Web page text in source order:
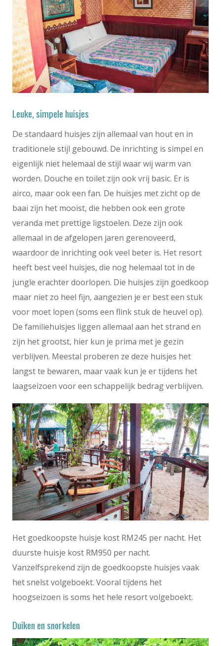
Leuke, simpele huisjes
De standaard huisjes zijn allemaal van hout en in
traditionele stijl gebouwd. De inrichting is simpel en
eigenlijk niet helemaal de stijl waar wij warm van
worden. Douche en toilet zijn ook vrij basic. Er is
airco, maar ook een fan. De huisjes met zicht op de
baai zijn het mooist, die hebben ook een grote
veranda met prettige ligstoelen. Deze zijn ook
allemaal in de afgelopen jaren gerenoveerd,
waardoor de inrichting ook veel beter is. Het resort
heeft best veel huisjes, die nog helemaal tot in de
jungle erachter doorlopen. Die huisjes zijn goedkoop
maar niet zo heel fijn, aangezien je er best een stuk
voor moet lopen (soms een flink stuk de heuvel op).
De familiehuisjes liggen allemaal aan het strand en
zijn het grootst, hier kun je prima met je gezin
verblijven. Meestal proberen ze deze huisjes het
langst te bewaren, maar vaak kun je er tijdens het
laagseizoen voor een schappelijk bedrag verblijven.
Het goedkoopste huisje kost RM245 per nacht. Het
duurste huisje kost RM950 per nacht.
Vanzelfsprekend zijn de goedkoopste huisjes vaak
het snelst volgeboekt. Vooral tijdens het
hoogseizoen is soms het hele resort volgeboekt.
Duiken en snorkelen